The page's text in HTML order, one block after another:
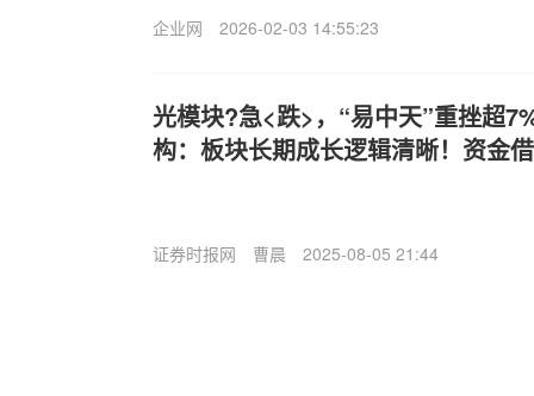
企业网 2026-02-03 14:55:23
光模块?急<跌>，“易中天”重挫超
构：板块长期成长逻辑清晰！资金
证券时报网 曹晨 2025-08-05 21:44